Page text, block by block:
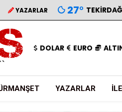
YAZARLAR 27° TEKIRDAĞ
DOLAR EURO
YAZARLAR